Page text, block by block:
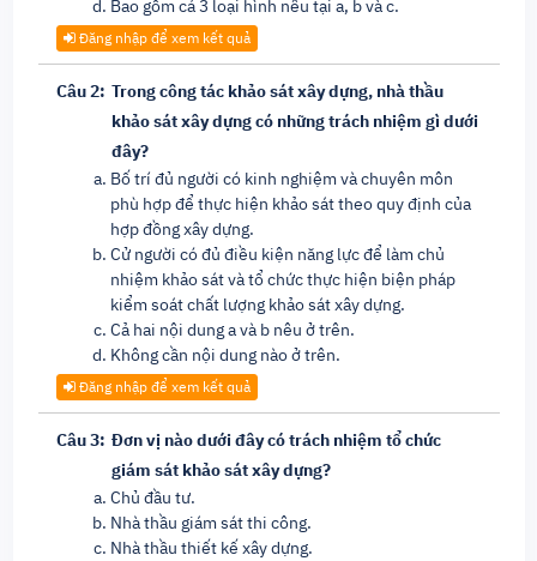
Bao gồm cả 3 loại hình nêu tại a, b và c.
Đăng nhập để xem kết quả
Câu 2: Trong công tác khảo sát xây dựng, nhà thầu
khảo sát xây dựng có những trách nhiệm gì dưới
đây?
Bố trí đủ người có kinh nghiệm và chuyên môn
phù hợp để thực hiện khảo sát theo quy định của
hợp đồng xây dựng.
Cử người có đủ điều kiện năng lực để làm chủ
nhiệm khảo sát và tổ chức thực hiện biện pháp
kiểm soát chất lượng khảo sát xây dựng.
Cả hai nội dung a và b nêu ở trên.
Không cần nội dung nào ở trên.
Đăng nhập để xem kết quả
Câu 3: Đơn vị nào dưới đây có trách nhiệm tổ chức
giám sát khảo sát xây dựng?
Chủ đầu tư.
Nhà thầu giám sát thi công.
Nhà thầu thiết kế xây dựng.